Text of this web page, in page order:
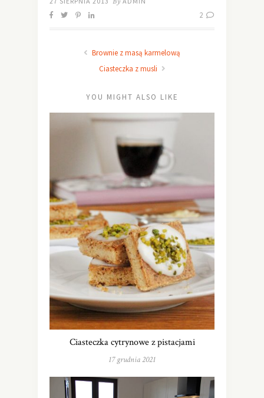
2
Brownie z masą karmelową
Ciasteczka z musli
YOU MIGHT ALSO LIKE
Ciasteczka cytrynowe z pistacjami
17 grudnia 2021